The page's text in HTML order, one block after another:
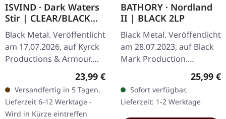
ISVIND · Dark Waters
Stir | CLEAR/BLACK
MARBLED LP
Black Metal. Veröffentlicht
am 17.07.2026, auf Kyrck
Productions & Armour.
Transparent/schwarz
marmoriertes Vinyl im
Standard-Cover mit
polyliniertem…
Regulärer Preis:
23,99 €
Versandfertig in 5 Tagen,
Lieferzeit 6-12 Werktage -
Wird in Kürze eintreffen
BATHORY · Nordland
II | BLACK 2LP
Black Metal. Veröffentlicht
am 28.07.2023, auf Black
Mark Production.
Schwarzes Doppel-Vinyl.
Nordland II setzt die
Erkundung des
legendären…
25,99 €
Sofort verfügbar,
Lieferzeit: 1-2 Werktage